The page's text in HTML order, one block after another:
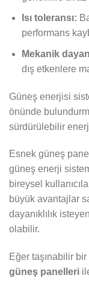
Isı toleransı:
performans
Mekanik
dış etkenlere
Güneş enerjisi
önünde
sürdürülebilir
Esnek güneş
güneş enerji
bireysel
büyük avantajlar
dayanıklılık
olabilir.
Eğer taşınabilir
güneş panelleri